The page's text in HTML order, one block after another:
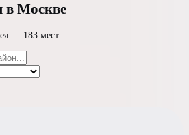
в Москве
— 183 мест.